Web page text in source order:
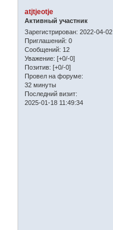
atjtjeotje
Активный участник
Зарегистрирован: 2022-04-02
Приглашений: 0
Сообщений: 12
Уважение: [+0/-0]
Позитив: [+0/-0]
Провел на форуме:
32 минуты
Последний визит:
2025-01-18 11:49:34